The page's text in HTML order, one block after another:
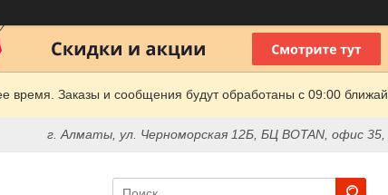
время. Заказы и сообщения будут обработаны с 09:00
г. Алматы, ул. Черноморская 12Б, БЦ BOTAN, офис